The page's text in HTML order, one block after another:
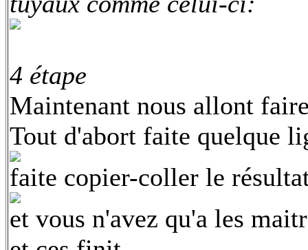
4 étape
Maintenant nous allont
Tout d'abort faite quelque
faite copier-coller le
et vous n'avez qu'a les